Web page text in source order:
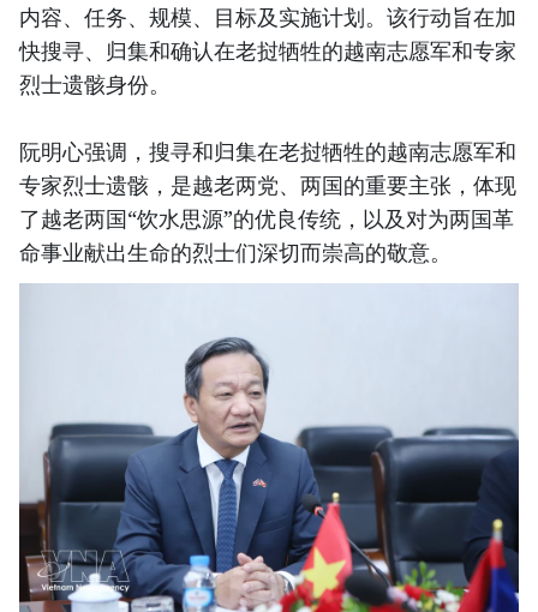
内容、任务、规模、目标及实施计划。该行动旨在加
快搜寻、归集和确认在老挝牺牲的越南志愿军和专家
烈士遗骸身份。
阮明心强调，搜寻和归集在老挝牺牲的越南志愿军和
专家烈士遗骸，是越老两党、两国的重要主张，体现
了越老两国“饮水思源”的优良传统，以及对为两国革
命事业献出生命的烈士们深切而崇高的敬意。